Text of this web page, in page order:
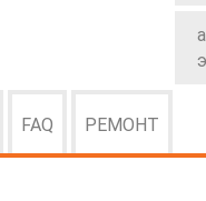
FAQ РЕМОНТ